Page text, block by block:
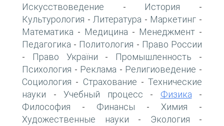
Искусствоведение - История -
Культурология -Литература - Маркетинг -
Математика - Медицина - Менеджмент -
Педагогика - Политология - Право России
- Право України - Промышленность -
Психология - Реклама - Религиоведение -
Социология - Страхование - Технические
науки - Учебный процесс - Физика -
Философия - Финансы - Химия -
Художественные науки - Экология -